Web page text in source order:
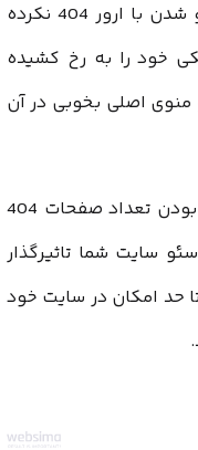
تلاش زیادی برای توضیح دلیل روبرو شدن با ارور 404 نکرده
خود را به رخ کشیده
اصلی بخوبی در آن
در پایان توجه داشته باشید که زیاد بودن تعداد صفحات 404
سایت شما تاثیرگذار
حد امکان در سایت خود